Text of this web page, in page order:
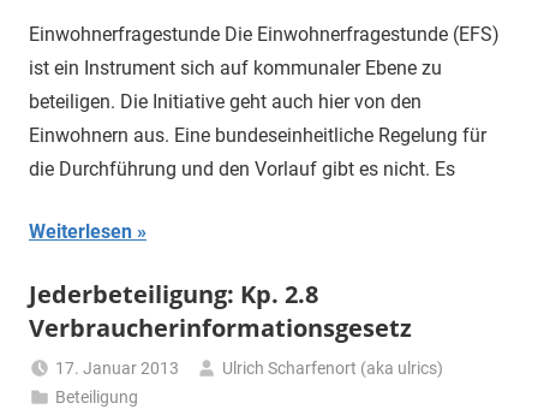
Einwohnerfragestunde Die Einwohnerfragestunde (EFS)
ist ein Instrument sich auf kommunaler Ebene zu
beteiligen. Die Initiative geht auch hier von den
Einwohnern aus. Eine bundeseinheitliche Regelung für
die Durchführung und den Vorlauf gibt es nicht. Es
Weiterlesen
Jederbeteiligung: Kp. 2.8
Verbraucherinformationsgesetz
17. Januar 2013
Ulrich Scharfenort (aka ulrics)
Beteiligung